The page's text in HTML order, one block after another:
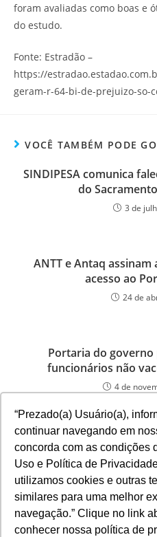
“Prezado(a) Usuário(a),
continuar navegando em
concorda com as condições
Uso e Política de
utilizamos cookies e outras
similares para uma melhor
navegação.” Clique no link
conhecer nossa política de
foram avaliadas como boas e
do estudo.
Fonte: Estradão –
https://
geram-r-64-bi-de-prejuizo-so-
VOCÊ TAMBÉM PODE
SINDIPESA comunica
do
3 de
ANTT e Antaq
acesso ao
24 de
Portaria do
funcionários não
4 de